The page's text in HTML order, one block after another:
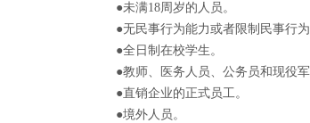
●未满18周岁的人员。
●无民事行为能力或者限制民事行为
●全日制在校学生。
●教师、医务人员、公务员和现役军
●直销企业的正式员工。
●境外人员。